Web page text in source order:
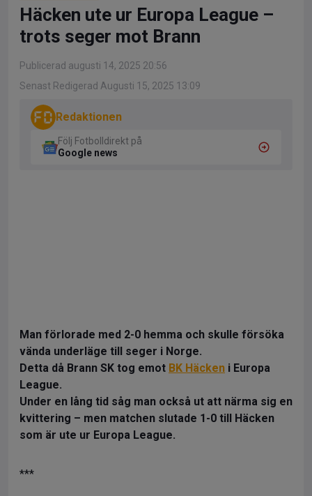
Häcken ute ur Europa League –
trots seger mot Brann
Publicerad augusti 14, 2025 20:56
Senast Redigerad Augusti 15, 2025 13:09
Redaktionen
Följ Fotbolldirekt på
Google news
Man förlorade med 2-0 hemma och skulle försöka
vända underläge till seger i Norge.
Detta då Brann SK tog emot BK Häcken i Europa
League.
Under en lång tid såg man också ut att närma sig en
kvittering – men matchen slutade 1-0 till Häcken
som är ute ur Europa League.
***